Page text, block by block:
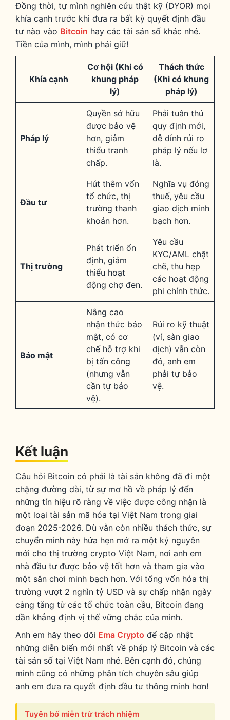
Đồng thời, tự mình nghiên cứu thật kỹ (DYOR) mọi
khía cạnh trước khi đưa ra bất kỳ quyết định đầu
tư nào vào Bitcoin hay các tài sản số khác nhé.
Tiền của mình, mình phải giữ!
Khía cạnh
Cơ hội (Khi có
khung pháp
lý)
Thách thức
(Khi có khung
pháp lý)
Pháp lý
Quyền sở hữu
được bảo vệ
hơn, giảm
thiểu tranh
chấp.
Phải tuân thủ
quy định mới,
dễ dính rủi ro
pháp lý nếu lơ
là.
Đầu tư
Hút thêm vốn
tổ chức, thị
trường thanh
khoản hơn.
Nghĩa vụ đóng
thuế, yêu cầu
giao dịch minh
bạch hơn.
Thị trường
Phát triển ổn
định, giảm
thiểu hoạt
động chợ đen.
Yêu cầu
KYC/AML chặt
chẽ, thu hẹp
các hoạt động
phi chính thức.
Bảo mật
Nâng cao
nhận thức bảo
mật, có cơ
chế hỗ trợ khi
bị tấn công
(nhưng vẫn
cần tự bảo
vệ).
Rủi ro kỹ thuật
(ví, sàn giao
dịch) vẫn còn
đó, anh em
phải tự bảo
vệ.
Kết luận
Câu hỏi Bitcoin có phải là tài sản không đã đi một
chặng đường dài, từ sự mơ hồ về pháp lý đến
những tín hiệu rõ ràng về việc được công nhận là
một loại tài sản mã hóa tại Việt Nam trong giai
đoạn 2025-2026. Dù vẫn còn nhiều thách thức, sự
chuyển mình này hứa hẹn mở ra một kỷ nguyên
mới cho thị trường crypto Việt Nam, nơi anh em
nhà đầu tư được bảo vệ tốt hơn và tham gia vào
một sân chơi minh bạch hơn. Với tổng vốn hóa thị
trường vượt 2 nghìn tỷ USD và sự chấp nhận ngày
càng tăng từ các tổ chức toàn cầu, Bitcoin đang
dần khẳng định vị thế vững chắc của mình.
Anh em hãy theo dõi Ema Crypto để cập nhật
những diễn biến mới nhất về pháp lý Bitcoin và các
tài sản số tại Việt Nam nhé. Bên cạnh đó, chúng
mình cũng có những phân tích chuyên sâu giúp
anh em đưa ra quyết định đầu tư thông minh hơn!
Tuyên bố miễn trừ trách nhiệm